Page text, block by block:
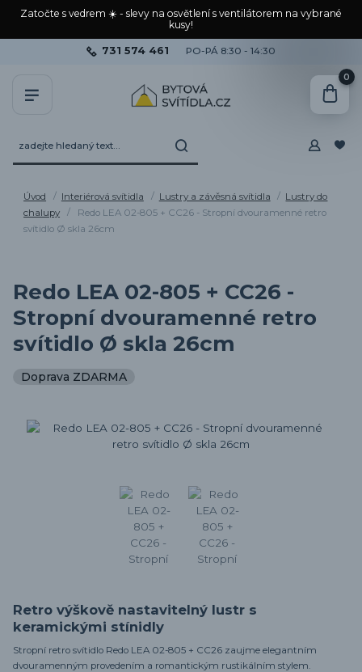
Zatočte s vedrem ☀️ - slevy na osvětlení s ventilátorem na vybrané
kusy!
731 574 461 PO-PÁ 8:30 - 14:30
0
Úvod Interiérová svítidla Lustry a závěsná svítidla
Lustry do
chalupy
Redo LEA 02-805 + CC26 - Stropní dvouramenné retro
svítidlo Ø skla 26cm
Redo LEA 02-805 + CC26 -
Stropní dvouramenné retro
svítidlo Ø skla 26cm
Doprava ZDARMA
Retro výškově nastavitelný lustr s
keramickými stínidly
Stropní retro svítidlo Redo LEA 02-805 + CC26 zaujme elegantním
dvouramenným provedením a romantickým rustikálním stylem.